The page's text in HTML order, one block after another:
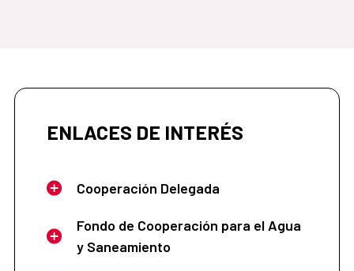
ENLACES DE INTERÉS
Cooperación Delegada
Fondo de Cooperación para el Agua
y Saneamiento